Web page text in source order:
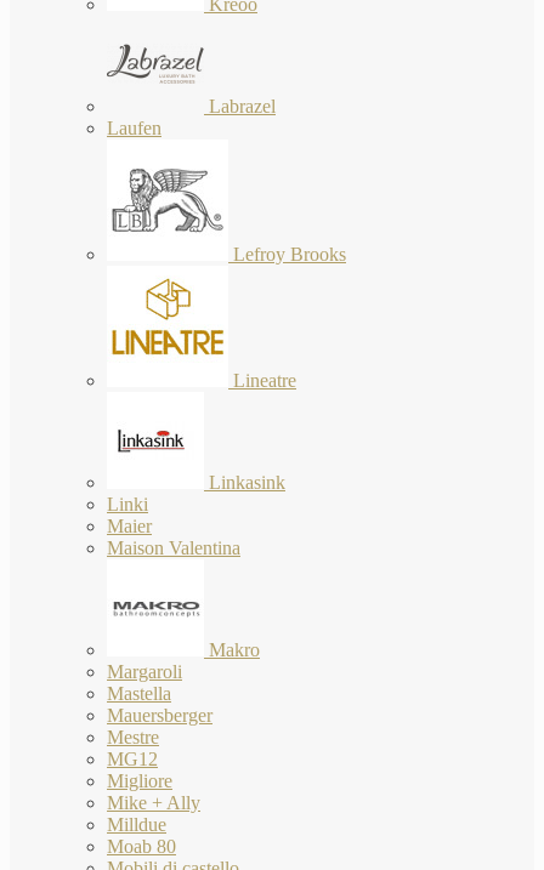
Kreoo
Labrazel
Laufen
Lefroy Brooks
Lineatre
Linkasink
Linki
Maier
Maison Valentina
Makro
Margaroli
Mastella
Mauersberger
Mestre
MG12
Migliore
Mike + Ally
Milldue
Moab 80